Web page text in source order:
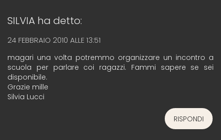
SILVIA ha detto:
24 FEBBRAIO 2010 ALLE 13:51
magari una volta potremmo organizzare un incontro a
scuola per parlare coi ragazzi. Fammi sapere se sei
disponibile.
Grazie mille
Silvia Lucci
RISPONDI